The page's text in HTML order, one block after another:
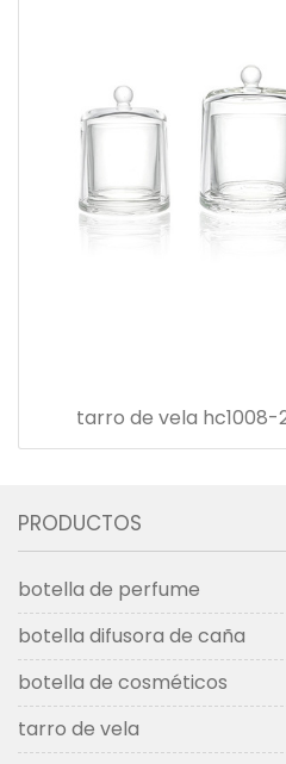
tarro de vela hc1008-
PRODUCTOS
botella de perfume
botella difusora de caña
botella de cosméticos
tarro de vela